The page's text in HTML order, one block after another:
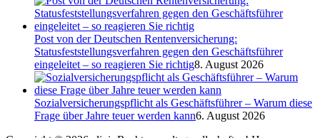
Post von der Deutschen Rentenversicherung:
Statusfeststellungsverfahren gegen den Geschäftsführer
eingeleitet – so reagieren Sie richtig8. August 2026
Sozialversicherungspflicht als Geschäftsführer – Warum diese
Frage über Jahre teuer werden kann6. August 2026